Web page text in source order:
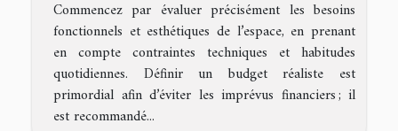
Commencez par évaluer précisément les besoins
fonctionnels et esthétiques de l’espace, en prenant
en compte contraintes techniques et habitudes
quotidiennes. Définir un budget réaliste est
primordial afin d’éviter les imprévus financiers ; il
est recommandé...